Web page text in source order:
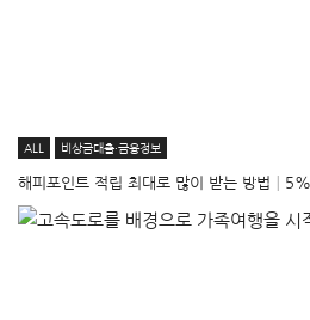
ALL 비상금대출·금융정보
해피포인트 적립 최대로 많이 받는 방법